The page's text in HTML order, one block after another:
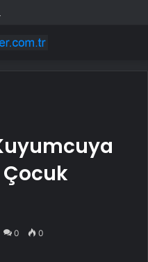
Çocuk
0 0